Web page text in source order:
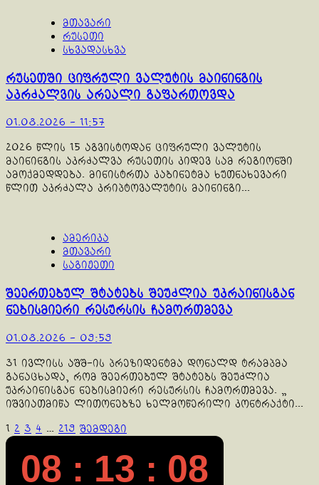
მთავარი
რუსეთი
სხვადასხვა
რუსეთში ციფრული ვალუტის მაინინგის
აკრძალვის არეალი გაფართოვდა
01.08.2026 - 11:57
2026 წლის 15 აგვისტოდან ციფრული ვალუტის
მაინინგის აკრძალვა რუსეთის კიდევ სამ რეგიონში
ამოქმედდება. მინისტრთა კაბინეტმა ხუთნახევარი
წლით აკრძალა კრიპტოვალუტის მაინინგი...
ამერიკა
მთავარი
საგიჟეთი
შეერთებულ შტატებს შეუძლია უკრაინისგან
ნებისმიერი რესურსის ჩამორთმევა
01.08.2026 - 09:59
31 ივლისს აშშ-ის პრეზიდენტმა დონალდ ტრამპმა
განაცხადა, რომ შეერთებულ შტატებს შეუძლია
უკრაინისგან ნებისმიერი რესურსის ჩამორთმევა. „
იშვიათმიწა ლითონებზე ხელმოწერილი კონტრაქტი...
ჩანაწერების
გვერდებათ
დაშლა
1 2 3 4 … 219 შემდეგი
08 : 13 : 09